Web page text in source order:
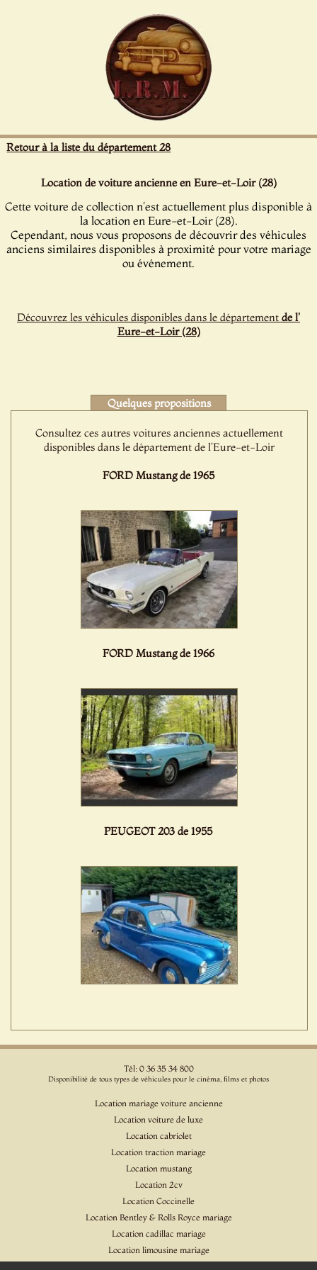
Retour à la liste du département 28
Location de voiture ancienne en Eure-et-Loir (28)
Cette voiture de collection n'est actuellement plus disponible à
la location en Eure-et-Loir (28).
Cependant, nous vous proposons de découvrir des véhicules
anciens similaires disponibles à proximité pour votre mariage
ou événement.
Découvrez les véhicules disponibles dans le département de l'
Eure-et-Loir (28)
Quelques propositions
Consultez ces autres voitures anciennes actuellement
disponibles dans le département de l'Eure-et-Loir
FORD Mustang de 1965
FORD Mustang de 1966
PEUGEOT 203 de 1955
Tél: 0 36 35 34 800
Disponibilité de tous types de véhicules pour le cinéma, films et photos
Location mariage voiture ancienne
Location voiture de luxe
Location cabriolet
Location traction mariage
Location mustang
Location 2cv
Location Coccinelle
Location Bentley & Rolls Royce mariage
Location cadillac mariage
Location limousine mariage